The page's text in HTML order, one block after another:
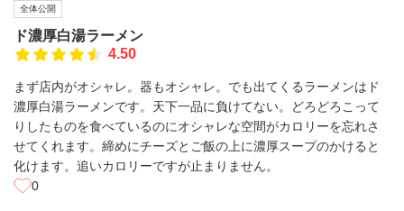
全体公開
ド濃厚白湯ラーメン
4.50
まず店内がオシャレ。器もオシャレ。でも出てくるラーメンはド
濃厚白湯ラーメンです。天下一品に負けてない。どろどろこって
りしたものを食べているのにオシャレな空間がカロリーを忘れさ
せてくれます。締めにチーズとご飯の上に濃厚スープのかけると
化けます。追いカロリーですが止まりません。
0